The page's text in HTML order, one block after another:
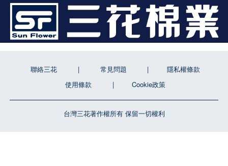
台灣三花著作權所有 保留一切權利
聯絡三花 常見問題
隱私權條款
使用條款
Cookie政策